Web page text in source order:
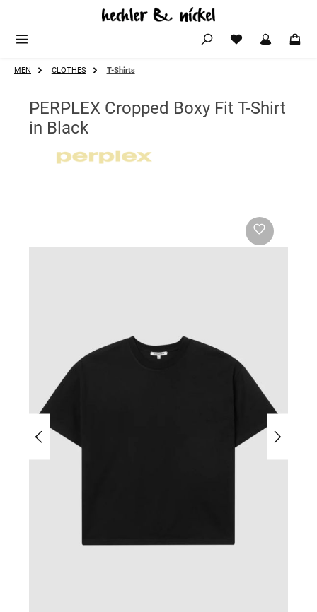
Zum Hauptinhalt springen
MEN CLOTHES T-Shirts
PERPLEX Cropped Boxy Fit T-Shirt
in Black